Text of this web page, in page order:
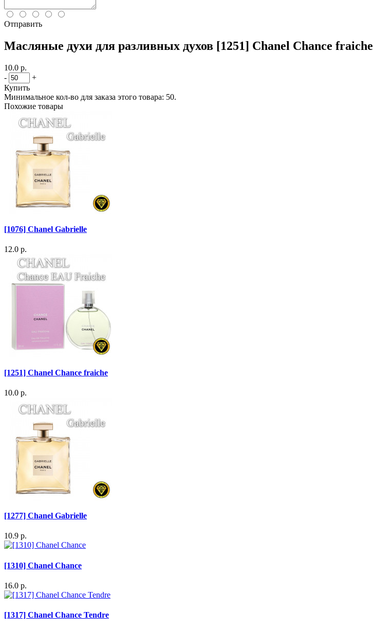
Отправить
Масляные духи для разливных духов [1251] Chanel Chance fraiche
10.0 р.
-
+
Купить
Минимальное кол-во для заказа этого товара: 50.
Похожие товары
[1076] Chanel Gabrielle
12.0 р.
[1251] Chanel Chance fraiche
10.0 р.
[1277] Chanel Gabrielle
10.9 р.
[1310] Chanel Chance
16.0 р.
[1317] Chanel Chance Tendre